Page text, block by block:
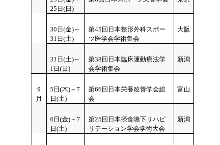
25日(日)
30日(金)～
31日(土)
第45回日本整形外科スポー
ツ医学会学術集会
大阪
31日(土)～
1日(日)
第38回日本臨床運動療法学
会学術集会
新潟
9
月
5日(木)～7
日(土)
第66回日本栄養改善学会総
会
富山
6日(金)～7
日(土)
第25回日本摂食嚥下リハビ
リテーション学会学術大会
新潟